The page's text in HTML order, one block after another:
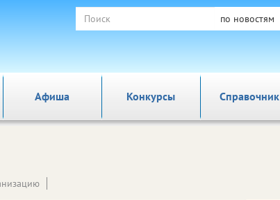
по новостям
Афиша Справочник
Конкурсы